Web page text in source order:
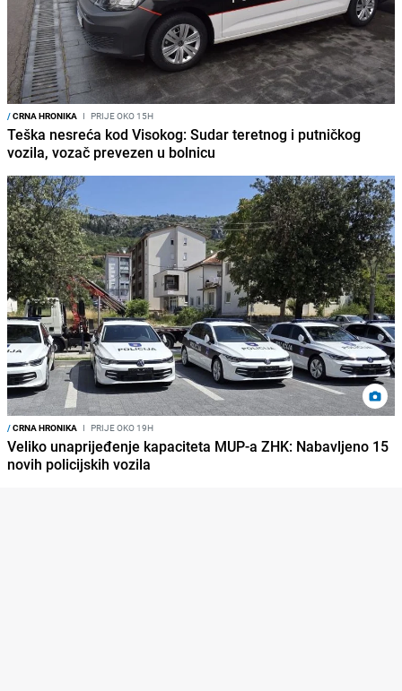
/CRNA HRONIKA I PRIJE OKO 15H
Teška nesreća kod Visokog: Sudar teretnog i putničkog
vozila, vozač prevezen u bolnicu
/CRNA HRONIKA I PRIJE OKO 19H
Veliko unaprijeđenje kapaciteta MUP-a ZHK: Nabavljeno 15
novih policijskih vozila